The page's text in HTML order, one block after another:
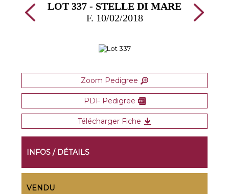
LOT 337 - STELLE DI MARE
F. 10/02/2018
Zoom Pedigree
PDF Pedigree
Télécharger Fiche
INFOS / DÉTAILS
VENDU